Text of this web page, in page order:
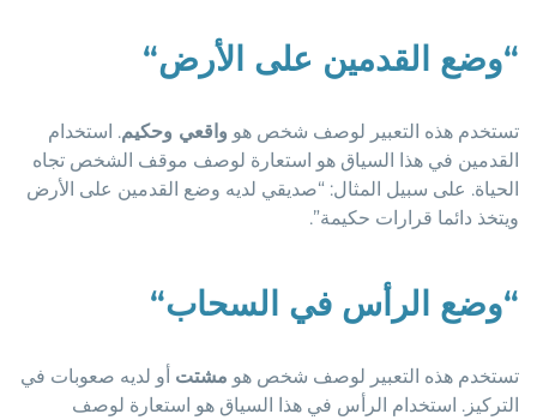
“وضع القدمين على الأرض“
تستخدم هذه التعبير لوصف شخص هو واقعي وحكيم. استخدام
القدمين في هذا السياق هو استعارة لوصف موقف الشخص تجاه
الحياة. على سبيل المثال: “صديقي لديه وضع القدمين على الأرض
ويتخذ دائما قرارات حكيمة”.
“وضع الرأس في السحاب“
تستخدم هذه التعبير لوصف شخص هو مشتتأو لديه صعوبات في
التركيز. استخدام الرأس في هذا السياق هو استعارة لوصف